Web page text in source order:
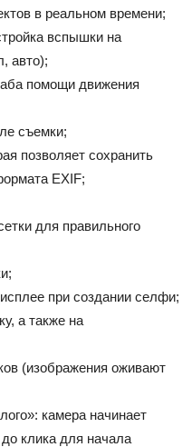
в реальном времени;
вспышки на
авто);
помощи движения
съемки;
позволяет сохранить
EXIF;
для правильного
при создании селфи;
а также на
(изображения оживают
камера начинает
клика для начала